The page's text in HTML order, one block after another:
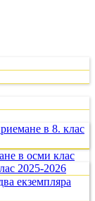
в 8. клас
в осми клас
2025-2026
екземпляра